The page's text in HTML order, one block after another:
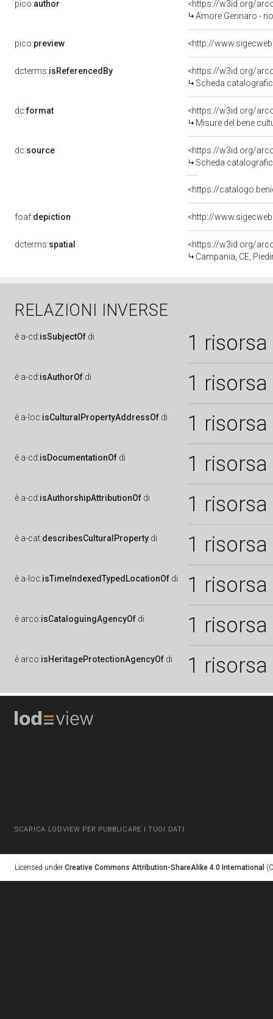
pico:author
<https://w3id.org/
Amore Gennaro -
pico:preview
dcterms:isReferencedBy
<https://w3id.org/
Scheda
dc:format
<https://w3id.org/
Misure del bene
dc:source
<https://w3id.org/
Scheda
<https://
foaf:depiction
dcterms:spatial
<https://w3id.org/
Campania, CE,
RELAZIONI INVERSE
è a-cd:isSubjectOf di 1 risorsa
è a-cd:isAuthorOf di 1 risorsa
è a-loc:isCulturalPropertyAddressOf di 1 risorsa
è a-cd:isDocumentationOf di 1 risorsa
è a-cd:isAuthorshipAttributionOf di 1 risorsa
è a-cat:describesCulturalProperty di 1 risorsa
è a-loc:isTimeIndexedTypedLocationOf di 1 risorsa
è arco:isCataloguingAgencyOf di 1 risorsa
è arco:isHeritageProtectionAgencyOf di 1 risorsa
SCARICA LODVIEW PER PUBBLICARE I TUOI DATI
Licensed under Creative Commons Attribution-ShareAlike 4.0 International